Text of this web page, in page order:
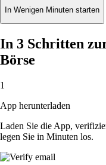
In Wenigen Minuten starten
In 3 Schritten
Börse
1
App herunterladen
Laden Sie die App,
legen Sie in Minuten los.